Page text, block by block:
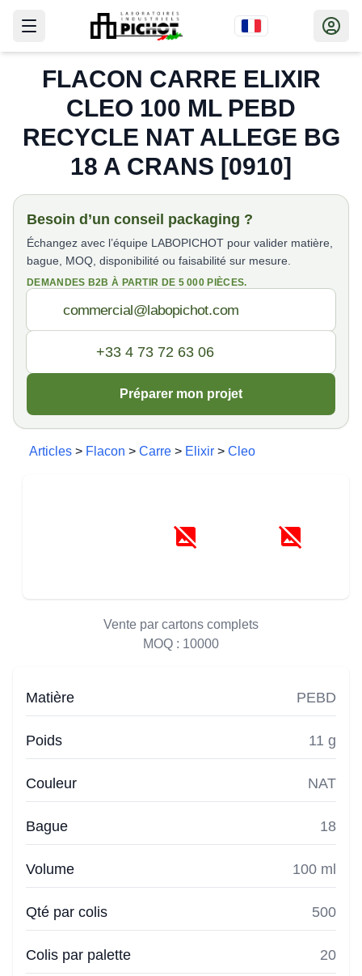
FLACON CARRE ELIXIR
CLEO 100 ML PEBD
RECYCLE NAT ALLEGE BG
18 A CRANS [0910]
Besoin d’un conseil packaging ?
Échangez avec l’équipe LABOPICHOT pour valider matière,
bague, MOQ, disponibilité ou faisabilité sur mesure.
DEMANDES B2B À PARTIR DE 5 000 PIÈCES.
Préparer mon projet
Articles > Flacon > Carre > Elixir > Cleo
Vente par cartons complets
MOQ : 10000
Matière PEBD
Poids 11 g
Couleur NAT
Bague 18
Volume 100 ml
Qté par colis 500
Colis par palette 20